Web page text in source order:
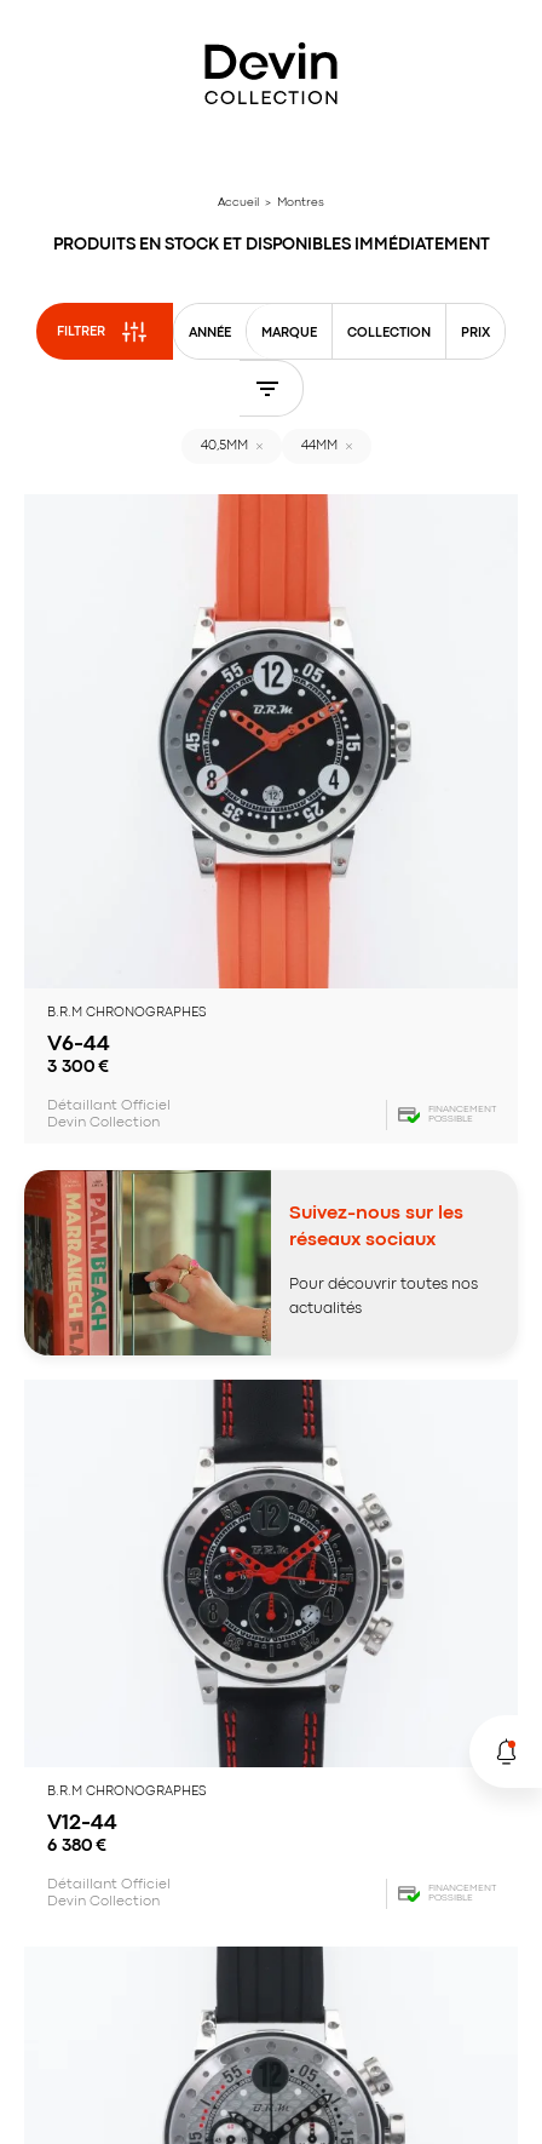
Accueil > Montres
PRODUITS EN STOCK ET DISPONIBLES IMMÉDIATEMENT
FILTRER ANNÉE MARQUE COLLECTION PRIX
40,5MM 44MM
B.R.M CHRONOGRAPHES
V6-44
3 300 €
Détaillant Officiel
Devin Collection
FINANCEMENT
POSSIBLE
Suivez-nous sur les
réseaux sociaux
Pour découvrir toutes nos
actualités
B.R.M CHRONOGRAPHES
V12-44
6 380 €
Détaillant Officiel
Devin Collection
FINANCEMENT
POSSIBLE